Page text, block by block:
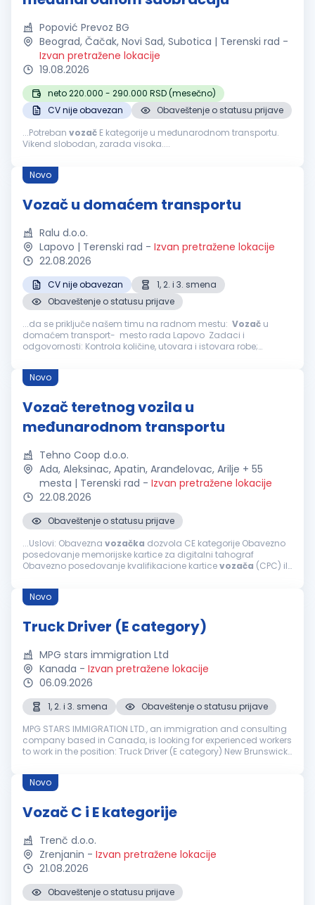
Popović Prevoz BG
Beograd, Čačak, Novi Sad, Subotica | Terenski rad -
Izvan pretražene lokacije
19.08.2026
neto 220.000 - 290.000 RSD (mesečno)
CV nije obavezan
Obaveštenje o statusu prijave
...Potreban vozač E kategorije u međunarodnom transportu.
Vikend slobodan, zarada visoka....
Novo
Vozač u domaćem transportu
Ralu d.o.o.
Lapovo | Terenski rad - Izvan pretražene lokacije
22.08.2026
CV nije obavezan
1, 2. i 3. smena
Obaveštenje o statusu prijave
...da se priključe našem timu na radnom mestu: Vozač u
domaćem transport- mesto rada Lapovo Zadaci i
odgovornosti: Kontrola količine, utovara i istovara robe;
propisima i pravilima definisanim...
Novo
Vozač teretnog vozila u
međunarodnom transportu
Tehno Coop d.o.o.
Ada, Aleksinac, Apatin, Aranđelovac, Arilje + 55
mesta | Terenski rad - Izvan pretražene lokacije
22.08.2026
Obaveštenje o statusu prijave
...Uslovi: Obavezna vozačka dozvola CE kategorije Obavezno
posedovanje memorijske kartice za digitalni tahograf
Obavezno posedovanje kvalifikacione karticevozača (CPC) ili
transportu...
Novo
Truck Driver (E category)
MPG stars immigration Ltd
Kanada - Izvan pretražene lokacije
06.09.2026
1, 2. i 3. smena
Obaveštenje o statusu prijave
MPG STARS IMMIGRATION LTD., an immigration and consulting
company based in Canada, is looking for experienced workers
to work in the position: Truck Driver (E category) New Brunswick,
t...
Novo
Vozač C i E kategorije
Trenč d.o.o.
Zrenjanin - Izvan pretražene lokacije
21.08.2026
Obaveštenje o statusu prijave